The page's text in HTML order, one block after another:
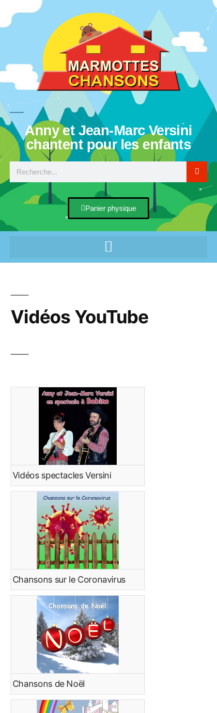
Anny et Jean-Marc Versini
chantent pour les enfants
Panier physique
Vidéos YouTube
Vidéos spectacles Versini
Chansons sur le Coronavirus
Chansons de Noël